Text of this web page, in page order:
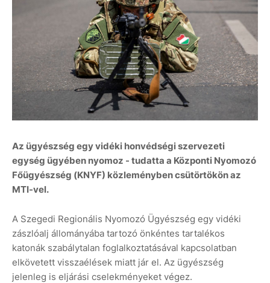
Az ügyészség egy vidéki honvédségi szervezeti
egység ügyében nyomoz - tudatta a Központi Nyomozó
Főügyészség (KNYF) közleményben csütörtökön az
MTI-vel.
A Szegedi Regionális Nyomozó Ügyészség egy vidéki
zászlóalj állományába tartozó önkéntes tartalékos
katonák szabálytalan foglalkoztatásával kapcsolatban
elkövetett visszaélések miatt jár el. Az ügyészség
jelenleg is eljárási cselekményeket végez.